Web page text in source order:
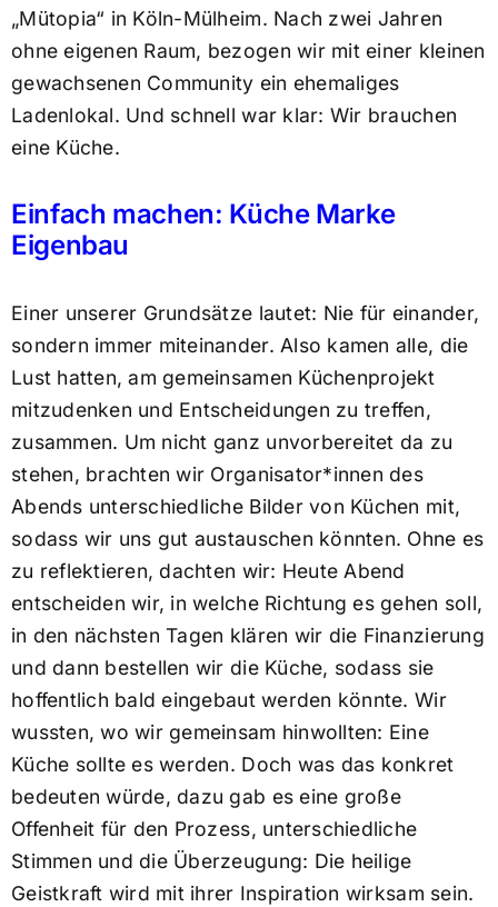
„Mütopia“ in Köln-Mülheim. Nach zwei Jahren
ohne eigenen Raum, bezogen wir mit einer kleinen
gewachsenen Community ein ehemaliges
Ladenlokal. Und schnell war klar: Wir brauchen
eine Küche.
Einfach machen: Küche Marke
Eigenbau
Einer unserer Grundsätze lautet: Nie für einander,
sondern immer miteinander. Also kamen alle, die
Lust hatten, am gemeinsamen Küchenprojekt
mitzudenken und Entscheidungen zu treffen,
zusammen. Um nicht ganz unvorbereitet da zu
stehen, brachten wir Organisator*innen des
Abends unterschiedliche Bilder von Küchen mit,
sodass wir uns gut austauschen könnten. Ohne es
zu reflektieren, dachten wir: Heute Abend
entscheiden wir, in welche Richtung es gehen soll,
in den nächsten Tagen klären wir die Finanzierung
und dann bestellen wir die Küche, sodass sie
hoffentlich bald eingebaut werden könnte. Wir
wussten, wo wir gemeinsam hinwollten: Eine
Küche sollte es werden. Doch was das konkret
bedeuten würde, dazu gab es eine große
Offenheit für den Prozess, unterschiedliche
Stimmen und die Überzeugung: Die heilige
Geistkraft wird mit ihrer Inspiration wirksam sein.